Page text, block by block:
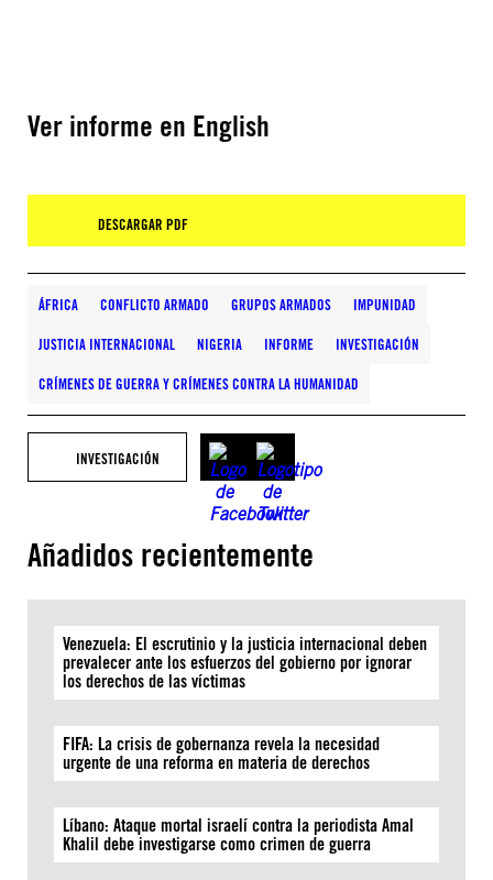
Ver informe en English
DESCARGAR PDF
ÁFRICA CONFLICTO ARMADO GRUPOS ARMADOS IMPUNIDAD
JUSTICIA INTERNACIONAL NIGERIA INFORME INVESTIGACIÓN
CRÍMENES DE GUERRA Y CRÍMENES CONTRA LA HUMANIDAD
INVESTIGACIÓN
Añadidos recientemente
Venezuela: El escrutinio y la justicia internacional deben
prevalecer ante los esfuerzos del gobierno por ignorar
los derechos de las víctimas
FIFA: La crisis de gobernanza revela la necesidad
urgente de una reforma en materia de derechos
Líbano: Ataque mortal israelí contra la periodista Amal
Khalil debe investigarse como crimen de guerra